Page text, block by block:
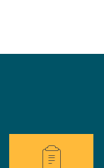
immediata?
Hai bisogno di